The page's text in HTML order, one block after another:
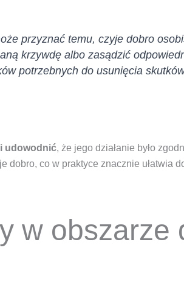
przyznać temu, czyje dobro
krzywdę albo zasądzić
potrzebnych do usunięcia
udowodnić, że jego działanie było
dobro, co w praktyce znacznie ułatwia
w obszarze